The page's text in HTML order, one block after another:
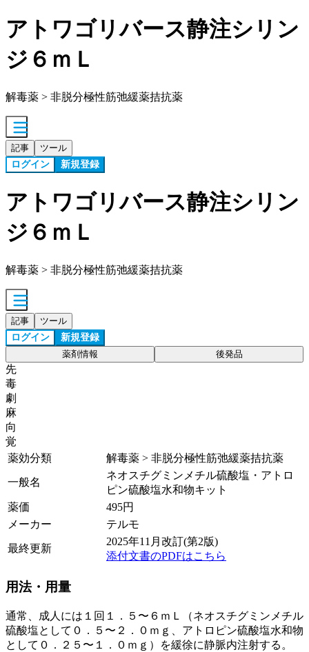
アトワゴリバース静注シリン
ジ６ｍＬ
解毒薬 > 非脱分極性筋弛緩薬拮抗薬
記事 ツール
ログイン 新規登録
アトワゴリバース静注シリン
ジ６ｍＬ
解毒薬 > 非脱分極性筋弛緩薬拮抗薬
記事 ツール
ログイン 新規登録
薬剤情報 後発品
先
毒
劇
麻
向
覚
薬効分類
解毒薬 > 非脱分極性筋弛緩薬拮抗薬
一般名
ネオスチグミンメチル硫酸塩・アトロ
ピン硫酸塩水和物キット
薬価
495円
メーカー
テルモ
最終更新
2025年11月改訂(第2版)
添付文書のPDFはこちら
用法・用量
通常、成人には１回１．５〜６ｍＬ（ネオスチグミンメチル
硫酸塩として０．５〜２．０ｍｇ、アトロピン硫酸塩水和物
として０．２５〜１．０ｍｇ）を緩徐に静脈内注射する。